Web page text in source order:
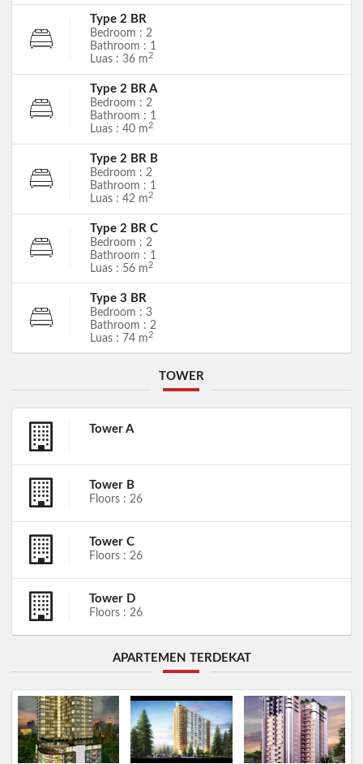
Type 2 BR
Bedroom : 2
Bathroom : 1
Luas : 36 m2
Type 2 BR A
Bedroom : 2
Bathroom : 1
Luas : 40 m 2
Type 2 BR B
Bedroom : 2
Bathroom : 1
Luas : 42 m 2
Type 2 BR C
Bedroom : 2
Bathroom : 1
Luas : 56 m 2
Type 3 BR
Bedroom : 3
Bathroom : 2
Luas : 74 m 2
TOWER
Tower A
Tower B
Floors : 26
Tower C
Floors : 26
Tower D
Floors : 26
APARTEMEN TERDEKAT